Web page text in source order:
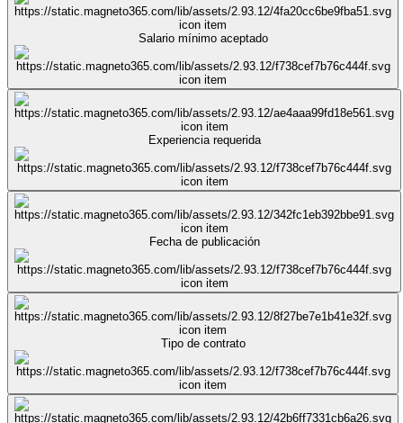
Salario mínimo aceptado
Experiencia requerida
Fecha de publicación
Tipo de contrato